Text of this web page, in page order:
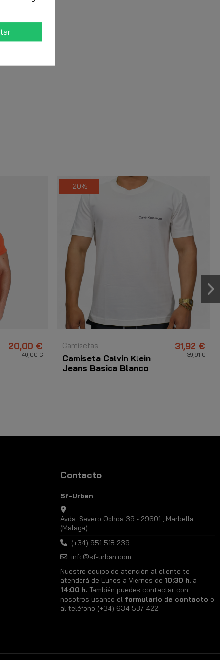
20,00 €
40,00 €
-20%
Camisetas
Camiseta Calvin Klein
Jeans Basica Blanco
31,92 €
39,91 €
Contacto
Sf-Urban
Avda. Severo Ochoa 39 - 29601 , Marbella
(Malaga)
(+34) 951 518 239
info@sf-urban.com
Nuestro equipo de atención al cliente te
atenderá de Lunes a Viernes de 10:30 h.a
14:00 h.También puedes contactar con
nosotros usando el formulario de contacto o
al teléfono (+34) 634 587 422.